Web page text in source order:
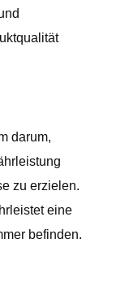
darum,
zu erzielen.
eine
befinden.